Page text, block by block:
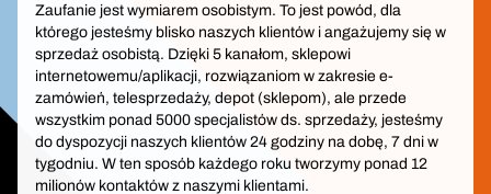
Zaufanie jest wymiarem osobistym. To jest powód, dla
którego jesteśmy blisko naszych klientów i angażujemy się w
sprzedaż osobistą. Dzięki 5 kanałom, sklepowi
internetowemu/aplikacji, rozwiązaniom w zakresie e-
zamówień, telesprzedaży, depot (sklepom), ale przede
wszystkim ponad 5000 specjalistów ds. sprzedaży, jesteśmy
do dyspozycji naszych klientów 24 godziny na dobę, 7 dni w
tygodniu. W ten sposób każdego roku tworzymy ponad 12
milionów kontaktów z naszymi klientami.